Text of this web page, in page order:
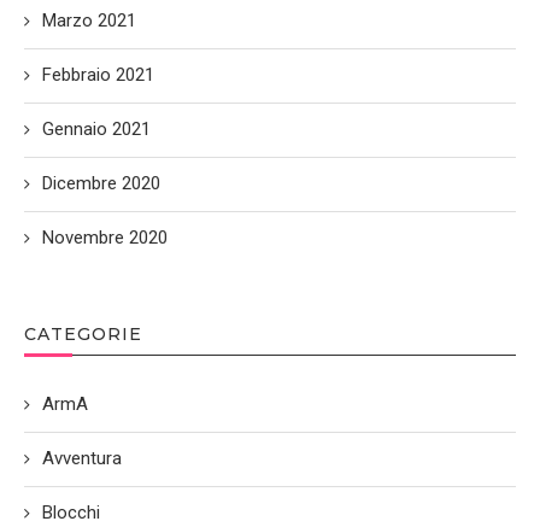
Marzo 2021
Febbraio 2021
Gennaio 2021
Dicembre 2020
Novembre 2020
CATEGORIE
ArmA
Avventura
Blocchi